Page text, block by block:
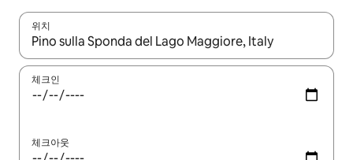
위치
결과가 나오면 위·아래 화살표 키를 사용하거나 터치 또는 스와이
체크인
체크아웃